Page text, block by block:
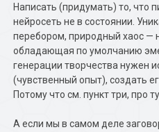
Написать (придумать) то, что
нейросеть не в состоянии.
перебором, природный хаос —
обладающая по умолчанию
генерации творчества нужен
(чувственный опыт), создать
Потому что см. пункт три, про
А если мы в самом деле